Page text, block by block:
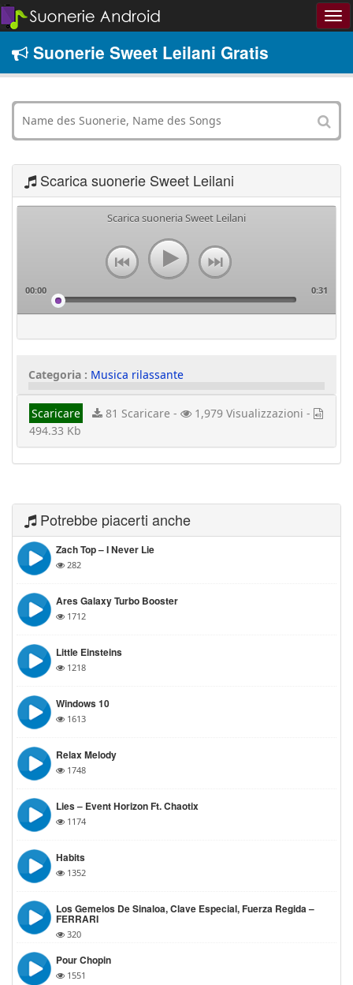
Suonerie Sweet Leilani Gratis
Scarica suonerie Sweet Leilani
Scarica suoneria Sweet Leilani
00:00 0:31
Categoria : Musica rilassante
Scaricare 81 Scaricare -
1,979 Visualizzazioni -
494.33 Kb
Potrebbe piacerti anche
Zach Top – I Never Lie
282
Ares Galaxy Turbo Booster
1712
Little Einsteins
1218
Windows 10
1613
Relax Melody
1748
Lies – Event Horizon Ft. Chaotix
1174
Habits
1352
Los Gemelos De Sinaloa, Clave Especial, Fuerza Regida –
FERRARI
320
Pour Chopin
1551